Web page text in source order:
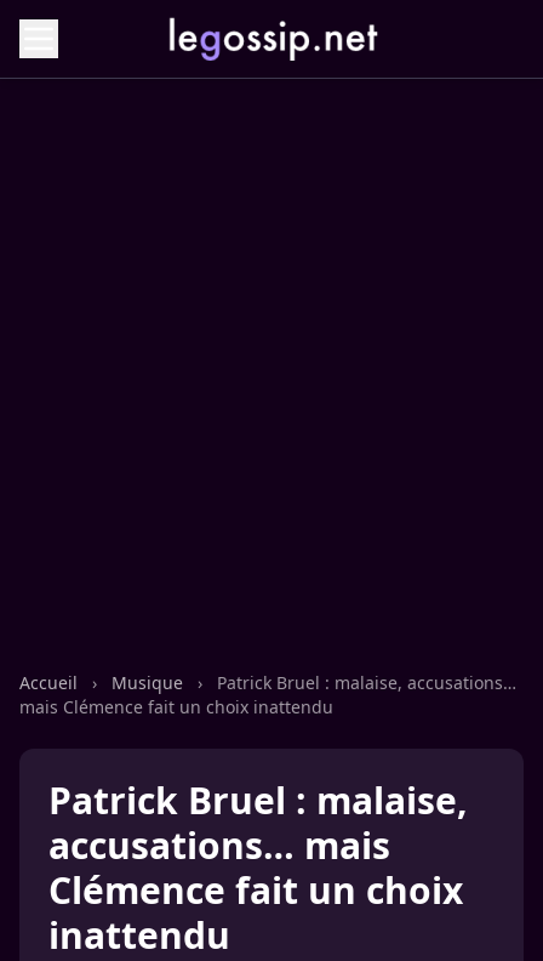
Accueil › Musique ›
Patrick Bruel : malaise, accusations…
mais Clémence fait un choix inattendu
Patrick Bruel : malaise,
accusations… mais
Clémence fait un choix
inattendu